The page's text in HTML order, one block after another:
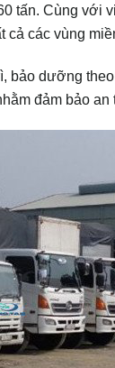
tấn. Cùng với
các vùng
bảo dưỡng
đảm bảo